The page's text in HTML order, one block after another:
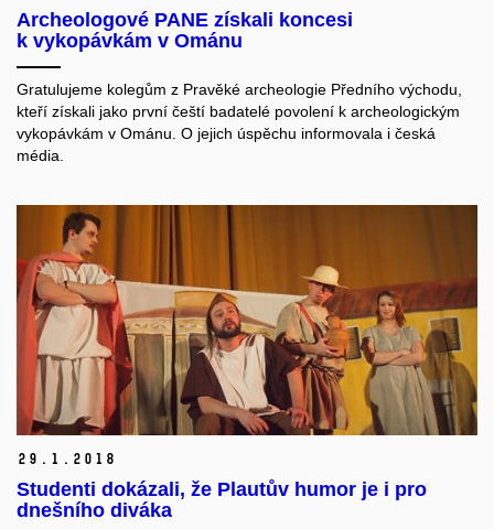
Archeologové PANE získali koncesi
k vykopávkám v Ománu
Gratulujeme kolegům z Pravěké archeologie Předního východu,
kteří získali jako první čeští badatelé povolení k archeologickým
vykopávkám v Ománu. O jejich úspěchu informovala i česká
média.
29. 1. 2018
Studenti dokázali, že Plautův humor je i pro
dnešního diváka